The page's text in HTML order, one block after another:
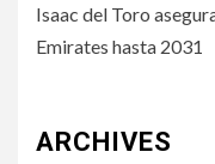
Isaac del Toro
Emirates hasta 2031
ARCHIVES